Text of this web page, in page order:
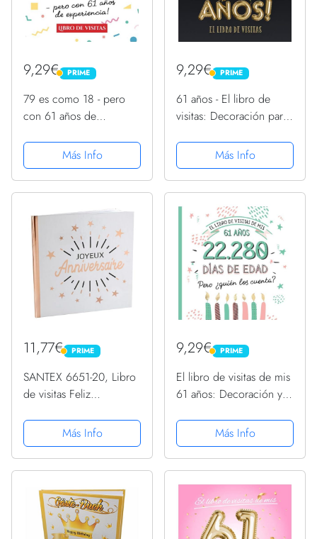
9,29€ PRIME
PRIME
79 es como 18 - pero
con 61 años de
Visitas para el 79
cumpleaños –
Decoración y regalos
mujer - 79 ... para...
Más Info
9,29€ PRIME
PRIME
61 años - El libro de
visitas: Decoración para
Regalos para hombre y
mujer - 61 años - Edición
Globos Oro Negro -
Más Info
11,77€ PRIME
PRIME
SANTEX 6651-20, Libro
de visitas Feliz
Blanco/Rosa Oro
Más Info
9,29€ PRIME
PRIME
El libro de visitas de mis
61 años: Decoración y
61 cumpleaños – Ideas
para hombre y mujer -
61 años en días - Libro
Más Info